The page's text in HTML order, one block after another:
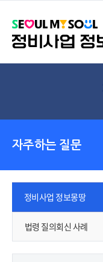
자주하는 질문
정비사업 정보몽땅
법령 질의회신 사례